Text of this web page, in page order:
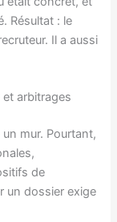
Résultat : le
Il a aussi
arbitrages
mur. Pourtant,
de
un dossier exige